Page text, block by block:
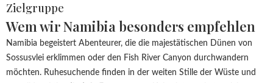
Zielgruppe
Wem wir Namibia besonders empfehlen
Namibia begeistert Abenteurer, die die majestätischen Dünen von
Sossusvlei erklimmen oder den Fish River Canyon durchwandern
möchten. Ruhesuchende finden in der weiten Stille der Wüste und